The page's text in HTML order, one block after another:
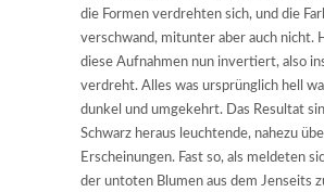
die Formen verdrehten sich, und die
verschwand, mitunter aber auch nicht.
diese Aufnahmen nun invertiert, also
verdreht. Alles was ursprünglich hell
dunkel und umgekehrt. Das Resultat
Schwarz heraus leuchtende, nahezu
Erscheinungen. Fast so, als meldeten
der untoten Blumen aus dem Jenseits